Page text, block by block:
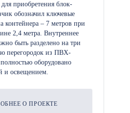
приобретения блок-
обозначил ключевые
контейнера – 7 метров при
2,4 метра. Внутреннее
быть разделено на три
перегородок из ПВХ-
оборудовано
и освещением.
О ПРОЕКТЕ